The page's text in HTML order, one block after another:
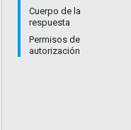
Cuerpo de la
respuesta
Permisos de
autorización